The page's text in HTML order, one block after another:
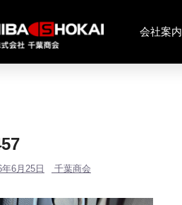
会社案内
6月25日 千葉商会